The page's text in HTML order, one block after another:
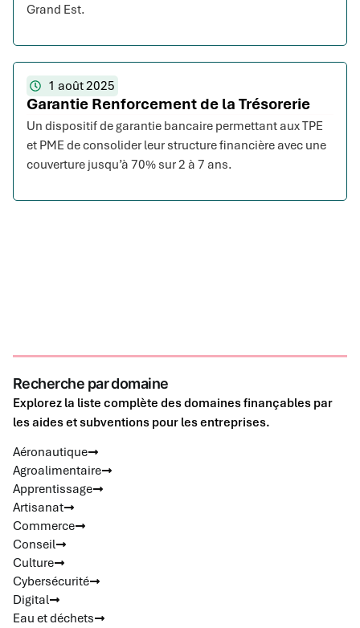
Grand Est.
1 août 2025
Garantie Renforcement de la Trésorerie
Un dispositif de garantie bancaire permettant aux TPE
et PME de consolider leur structure financière avec une
couverture jusqu’à 70% sur 2 à 7 ans.
Recherche par domaine
Explorez la liste complète des domaines finançables par
les aides et subventions pour les entreprises.
Aéronautique
Agroalimentaire
Apprentissage
Artisanat
Commerce
Conseil
Culture
Cybersécurité
Digital
Eau et déchets